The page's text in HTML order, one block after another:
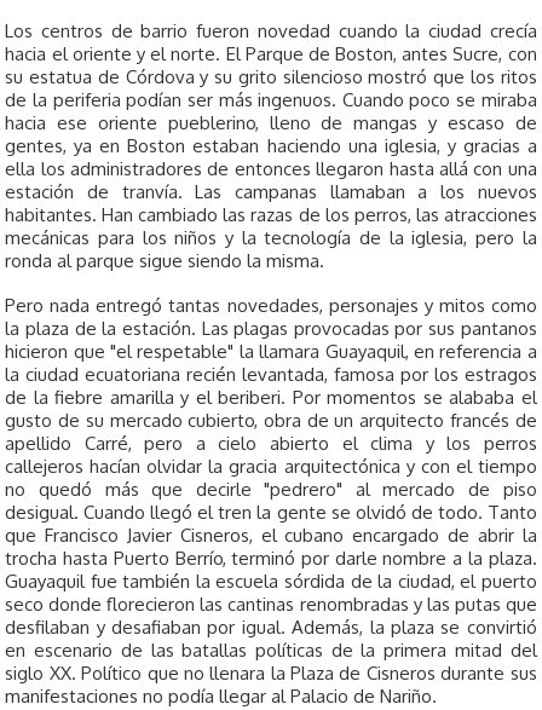
Los centros de barrio fueron novedad cuando la ciudad crecía
hacia el oriente y el norte. El Parque de Boston, antes Sucre, con
su estatua de Córdova y su grito silencioso mostró que los ritos
de la periferia podían ser más ingenuos. Cuando poco se miraba
hacia ese oriente pueblerino, lleno de mangas y escaso de
gentes, ya en Boston estaban haciendo una iglesia, y gracias a
ella los administradores de entonces llegaron hasta allá con una
estación de tranvía. Las campanas llamaban a los nuevos
habitantes. Han cambiado las razas de los perros, las atracciones
mecánicas para los niños y la tecnología de la iglesia, pero la
ronda al parque sigue siendo la misma.
Pero nada entregó tantas novedades, personajes y mitos como
la plaza de la estación. Las plagas provocadas por sus pantanos
hicieron que "el respetable" la llamara Guayaquil, en referencia a
la ciudad ecuatoriana recién levantada, famosa por los estragos
de la fiebre amarilla y el beriberi. Por momentos se alababa el
gusto de su mercado cubierto, obra de un arquitecto francés de
apellido Carré, pero a cielo abierto el clima y los perros
callejeros hacían olvidar la gracia arquitectónica y con el tiempo
no quedó más que decirle "pedrero" al mercado de piso
desigual. Cuando llegó el tren la gente se olvidó de todo. Tanto
que Francisco Javier Cisneros, el cubano encargado de abrir la
trocha hasta Puerto Berrío, terminó por darle nombre a la plaza.
Guayaquil fue también la escuela sórdida de la ciudad, el puerto
seco donde florecieron las cantinas renombradas y las putas que
desfilaban y desafiaban por igual. Además, la plaza se convirtió
en escenario de las batallas políticas de la primera mitad del
siglo XX. Político que no llenara la Plaza de Cisneros durante sus
manifestaciones no podía llegar al Palacio de Nariño.